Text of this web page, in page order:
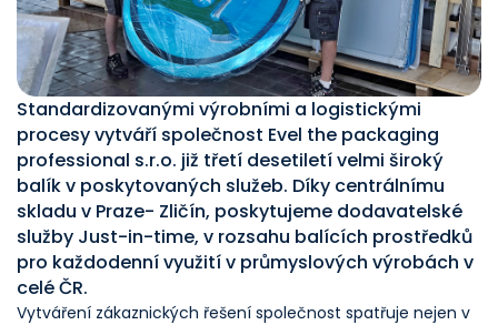
Standardizovanými výrobními a logistickými
procesy vytváří společnost Evel the packaging
professional s.r.o. již třetí desetiletí velmi široký
balík v poskytovaných služeb. Díky centrálnímu
skladu v Praze- Zličín, poskytujeme dodavatelské
služby Just-in-time, v rozsahu balících prostředků
pro každodenní využití v průmyslových výrobách v
celé ČR.
Vytváření zákaznických řešení společnost spatřuje nejen v